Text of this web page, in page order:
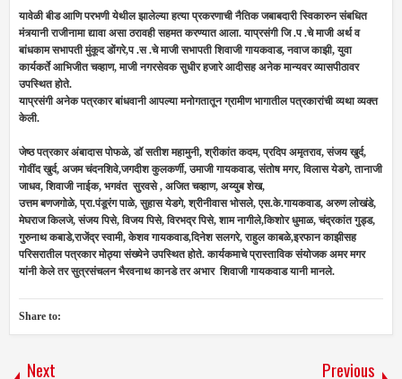
यावेळी बीड आणि परभणी येथील झालेल्या हत्या प्रकरणाची नैतिक जबाबदारी स्विकारुन संबधित
मंत्र्यानी राजीनामा द्यावा असा ठरावही सहमत करण्यात आला. याप्रसंगी जि .प .चे माजी अर्थ व
बांधकाम सभापती मुंकूद डोंगरे,प .स .चे माजी सभापती शिवाजी गायकवाड, नवाज काझी, युवा
कार्यकर्ते आभिजीत चव्हाण, माजी नगरसेवक सुधीर हजारे आदीसह अनेक मान्यवर व्यासपीठावर
उपस्थित होते.
याप्रसंगी अनेक पत्रकार बांधवानी आपल्या मनोगतातून ग्रामीण भागातील पत्रकारांची व्यथा व्यक्त
केली.
जेष्ठ पत्रकार अंबादास पोफळे, डॉ सतीश महामुनी, श्रीकांत कदम, प्रदिप अमृतराव, संजय खुर्द,
गोवींद खुर्द, अजम चंदनशिवे,जगदीश कुलकर्णी, उमाजी गायकवाड, संतोष मगर, विलास येडगे, तानाजी
जाधव, शिवाजी नाईक, भगवंत सुरवसे , अजित चव्हाण, अय्युब शेख,
उत्तम बणजगोळे, प्रा.पंडूरंग पाळे, सुहास येडगे, श्रीनीवास भोसले, एस.के.गायकवाड, अरुण लोखंडे,
मेघराज किलजे, संजय पिसे, विजय पिसे, विरभद्र पिसे, शाम नागीले,किशोर धुमाळ, चंद्रकांत गुड्ड,
गुरुनाथ कबाडे,राजेंद्र स्वामी, केशव गायकवाड,दिनेश सलगरे, राहुल काबळे,इरफान काझीसह
परिसरातील पत्रकार मोठ्या संख्येने उपस्थित होते. कार्यकमाचे प्रास्ताविक संयोजक अमर मगर
यांनी केले तर सुत्रसंचलन भैरवनाथ कानडे तर अभार शिवाजी गायकवाड यानी मानले.
Share to:
Next Previous